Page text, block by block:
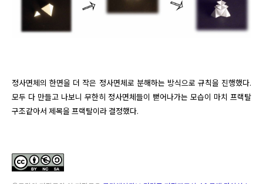
정사면체의 한면을 더 작은 정사면체로 분해하는 방식으로 규칙을 진행했다.
모두 다 만들고 나보니 무한히 정사면체들이 뻗어나가는 모습이 마치 프랙탈
구조같아서 제목을 프랙탈이라 결정했다.